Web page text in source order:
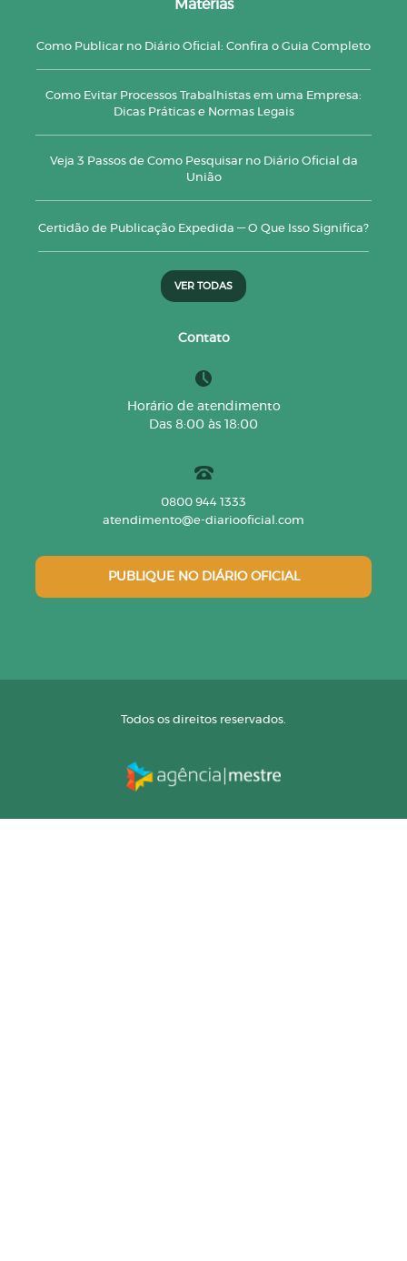
Matérias
Como Publicar no Diário Oficial: Confira o Guia Completo
Como Evitar Processos Trabalhistas em uma Empresa:
Dicas Práticas e Normas Legais
Veja 3 Passos de Como Pesquisar no Diário Oficial da
União
Certidão de Publicação Expedida — O Que Isso Significa?
VER TODAS
Contato
Horário de atendimento
Das 8:00 às 18:00
0800 944 1333
atendimento@e-diariooficial.com
PUBLIQUE NO DIÁRIO OFICIAL
Todos os direitos reservados.